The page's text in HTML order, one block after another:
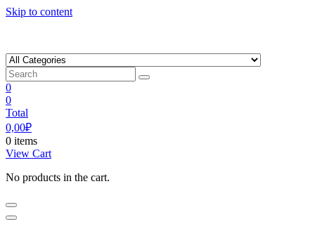
Skip to content
0
0
Total
0,00₽
0 items
View Cart
No products in the cart.